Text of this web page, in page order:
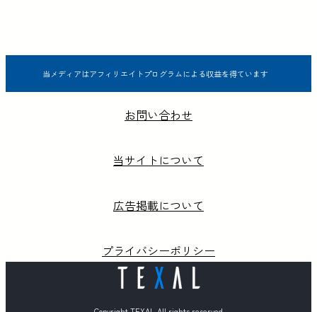
当メディアはアフィリエイトプログラムによる収益を得ています
お問い合わせ
当サイトについて
広告掲載について
プライバシーポリシー